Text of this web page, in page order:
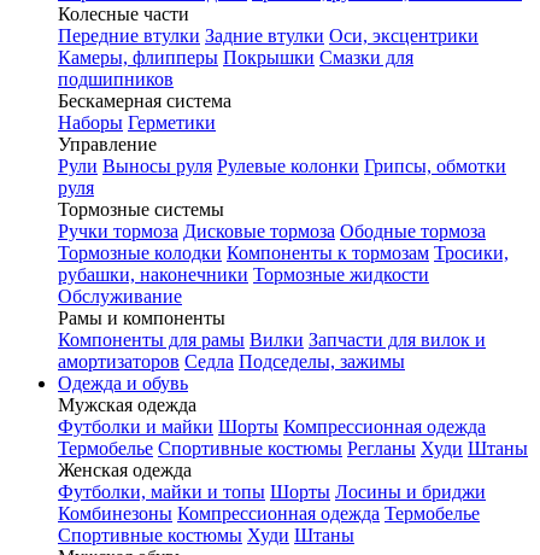
Колесные части
Передние втулки Задние втулки Оси, эксцентрики
Камеры, флипперы Покрышки Смазки для
подшипников
Бескамерная система
Наборы Герметики
Управление
Рули Выносы руля Рулевые колонки Грипсы, обмотки
руля
Тормозные системы
Ручки тормоза Дисковые тормоза Ободные тормоза
Тормозные колодки Компоненты к тормозам Тросики,
рубашки, наконечники Тормозные жидкости
Обслуживание
Рамы и компоненты
Компоненты для рамы Вилки Запчасти для вилок и
амортизаторов Седла Подседелы, зажимы
Одежда и обувь
Мужская одежда
Футболки и майки Шорты Компрессионная одежда
Термобелье Спортивные костюмы Регланы Худи Штаны
Женская одежда
Футболки, майки и топы Шорты Лосины и бриджи
Комбинезоны Компрессионная одежда Термобелье
Спортивные костюмы Худи Штаны